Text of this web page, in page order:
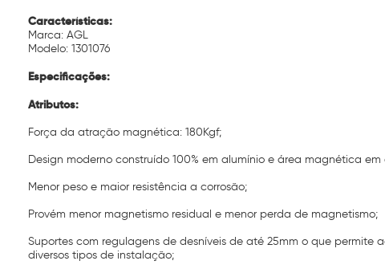
Características:
Marca: AGL
Modelo: 1301076
Especificações:
Atributos:
Força da atração magnética: 180Kgf;
Design moderno construído 100% em alumínio e área magnética em
Menor peso e maior resistência a corrosão;
Provém menor magnetismo residual e menor perda de magnetismo;
Suportes com regulagens de desníveis de até 25mm o que permite
diversos tipos de instalação;